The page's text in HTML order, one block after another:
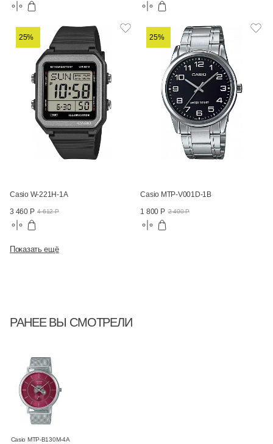
25%
Casio W-221H-1A
3 460 Р 4 612 Р
25%
Casio MTP-V001D-1B
1 800 Р 2 400 Р
Показать ещё
РАНЕЕ ВЫ СМОТРЕЛИ
Casio MTP-B130M-4A